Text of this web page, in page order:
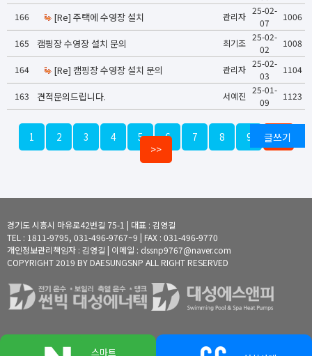
스마트
166 [Re] 주택에 수영장 설치 관리자
25-02-
07
1006
165 캠핑장 수영장 설치 문의 최기조
25-02-
02
1008
164 [Re] 캠핑장 수영장 설치 문의 관리자
25-02-
03
1104
163 견적문의드립니다. 서예진
25-01-
09
1123
1 2 3 4 5 6 7 8 9
10
>>
글쓰기
경기도 시흥시 마유로42번길 75-1 | 대표 : 김영길
TEL : 1811-9795, 031-496-9767~9 | FAX : 031-496-9770
개인정보관리책임자 : 김영길 | 이메일 : dssnp9767@naver.com
COPYRIGHT 2019 BY DAESUNGSNP ALL RIGHT RESERVED